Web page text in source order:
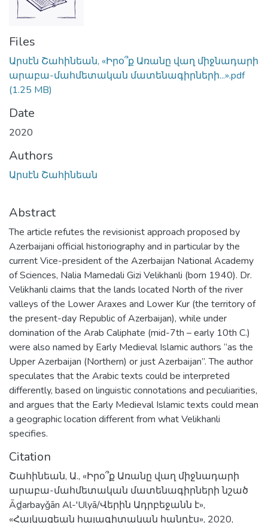
Files
Արսէն Շահինեան, «Իրօ՞ք Առանը վաղ միջնադարի
արաբա-մահմետական մատենագիրների...».pdf
(1.25 MB)
Date
2020
Authors
Արսէն Շահինեան
Abstract
The article refutes the revisionist approach proposed by
Azerbaijani official historiography and in particular by the
current Vice-president of the Azerbaijan National Academy
of Sciences, Nalia Mamedali Gizi Velikhanli (born 1940). Dr.
Velikhanli claims that the lands located North of the river
valleys of the Lower Araxes and Lower Kur (the territory of
the present-day Republic of Azerbaijan), while under
domination of the Arab Caliphate (mid-7th – early 10th C.)
were also named by Early Medieval Islamic authors “as the
Upper Azerbaijan (Northern) or just Azerbaijan”. The author
speculates that the Arabic texts could be interpreted
differently, based on linguistic connotations and peculiarities,
and argues that the Early Medieval Islamic texts could mean
a geographic location different from what Velikhanli
specifies.
Citation
Շահինեան, Ա., «Իրօ՞ք Առանը վաղ միջնադարի
արաբա-մահմետական մատենագիրների նշած
Ād̲arbayǧān Al-'Ulyā/Վերին Ադրբեջանն է»,
«Հայկազեան հայագիտական հանդէս», 2020,